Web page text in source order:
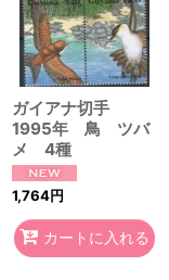
ガイアナ切手
1995年 鳥 ツバ
メ 4種
1,764円
カートに入れる